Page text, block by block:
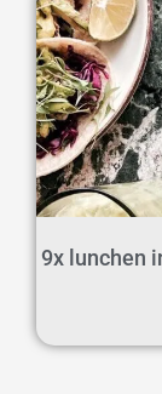
9x lunchen